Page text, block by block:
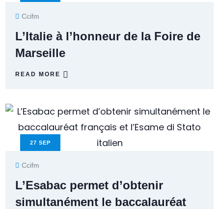
Ccifm
L’Italie à l’honneur de la Foire de
Marseille
READ MORE
27 SEP
Ccifm
L’Esabac permet d’obtenir
simultanément le baccalauréat